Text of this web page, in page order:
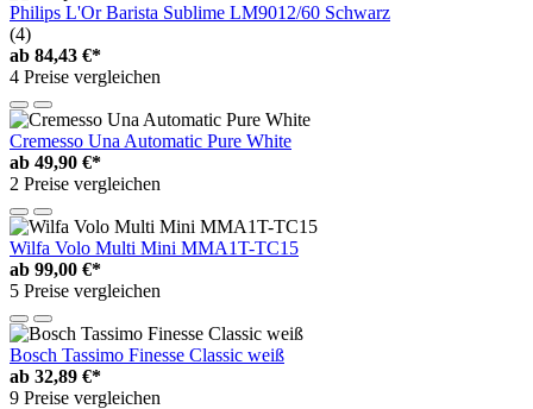
Philips L'Оr Barista Sublime LM9012/60 Schwarz
(4)
ab 84,43 €*
4 Preise vergleichen
Cremesso Una Automatic Pure White
ab 49,90 €*
2 Preise vergleichen
Wilfa Volo Multi Mini MMA1T-TC15
ab 99,00 €*
5 Preise vergleichen
Bosch Tassimo Finesse Classic weiß
ab 32,89 €*
9 Preise vergleichen